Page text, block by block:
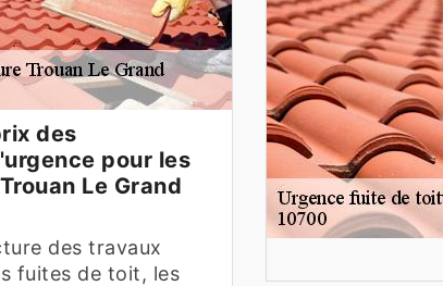
des
pour les
Le Grand
des travaux
fuites de toit, les